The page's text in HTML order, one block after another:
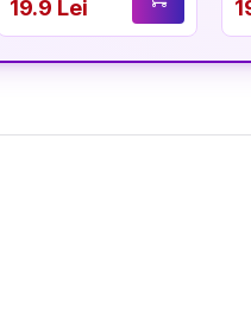
19.9 Lei